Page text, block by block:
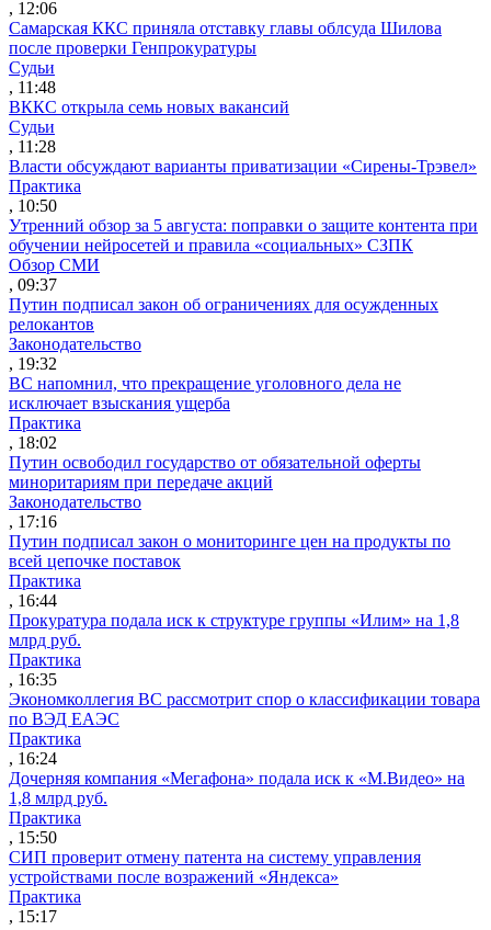
, 12:06
Самарская ККС приняла отставку главы облсуда Шилова
после проверки Генпрокуратуры
Судьи
, 11:48
ВККС открыла семь новых вакансий
Судьи
, 11:28
Власти обсуждают варианты приватизации «Сирены-Трэвел»
Практика
, 10:50
Утренний обзор за 5 августа: поправки о защите контента при
обучении нейросетей и правила «социальных» СЗПК
Обзор СМИ
, 09:37
Путин подписал закон об ограничениях для осужденных
релокантов
Законодательство
, 19:32
ВС напомнил, что прекращение уголовного дела не
исключает взыскания ущерба
Практика
, 18:02
Путин освободил государство от обязательной оферты
миноритариям при передаче акций
Законодательство
, 17:16
Путин подписал закон о мониторинге цен на продукты по
всей цепочке поставок
Практика
, 16:44
Прокуратура подала иск к структуре группы «Илим» на 1,8
млрд руб.
Практика
, 16:35
Экономколлегия ВС рассмотрит спор о классификации товара
по ВЭД ЕАЭС
Практика
, 16:24
Дочерняя компания «Мегафона» подала иск к «М.Видео» на
1,8 млрд руб.
Практика
, 15:50
СИП проверит отмену патента на систему управления
устройствами после возражений «Яндекса»
Практика
, 15:17